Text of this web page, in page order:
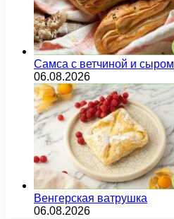
Самса с ветчиной и сыром
06.08.2026
Венгерская ватрушка
06.08.2026